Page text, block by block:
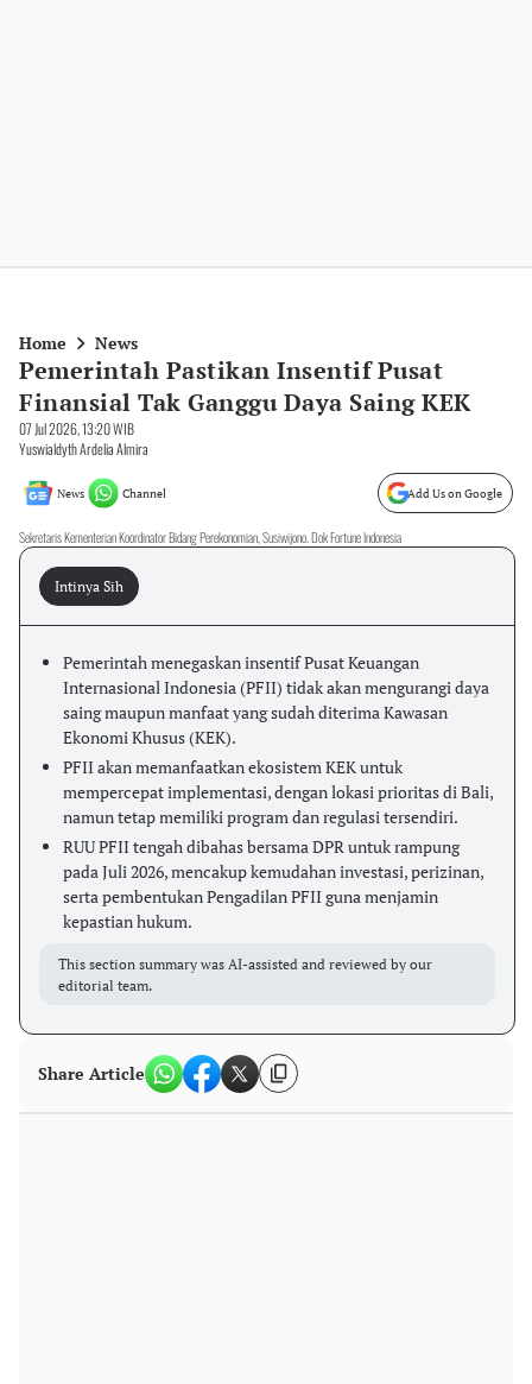
Home News
Pemerintah Pastikan Insentif Pusat
Finansial Tak Ganggu Daya Saing KEK
07 Jul 2026, 13:20 WIB
Yuswialdyth Ardelia Almira
News Channel Add Us on Google
Sekretaris Kementerian Koordinator Bidang Perekonomian, Susiwijono. Dok Fortune Indonesia
Intinya Sih
Pemerintah menegaskan insentif Pusat Keuangan
Internasional Indonesia (PFII) tidak akan mengurangi daya
saing maupun manfaat yang sudah diterima Kawasan
Ekonomi Khusus (KEK).
PFII akan memanfaatkan ekosistem KEK untuk
mempercepat implementasi, dengan lokasi prioritas di Bali,
namun tetap memiliki program dan regulasi tersendiri.
RUU PFII tengah dibahas bersama DPR untuk rampung
pada Juli 2026, mencakup kemudahan investasi, perizinan,
serta pembentukan Pengadilan PFII guna menjamin
kepastian hukum.
This section summary was AI-assisted and reviewed by our
editorial team.
Share Article